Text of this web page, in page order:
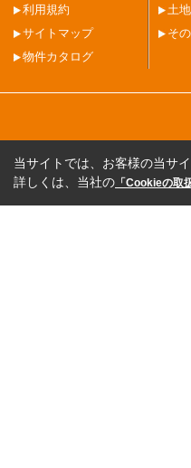
利用規約
サイトマップ
物件カタログ
土地
そ
当サイトでは、お客様の当サ
詳しくは、当社の 「Cookieの取